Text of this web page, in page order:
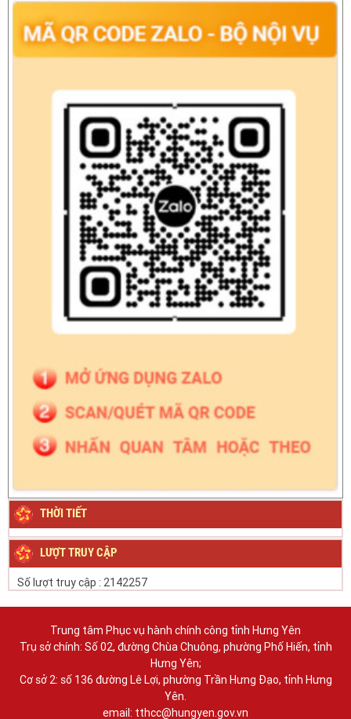
THỜI TIẾT
LƯỢT TRUY CẬP
Số lượt truy cập : 2142257
Trung tâm Phục vụ hành chính công tỉnh Hưng Yên
Trụ sở chính: Số 02, đường Chùa Chuông, phường Phố Hiến, tỉnh
Hưng Yên;
Cơ sở 2: số 136 đường Lê Lợi, phường Trần Hưng Đạo, tỉnh Hưng
Yên.
email: tthcc@hungyen.gov.vn